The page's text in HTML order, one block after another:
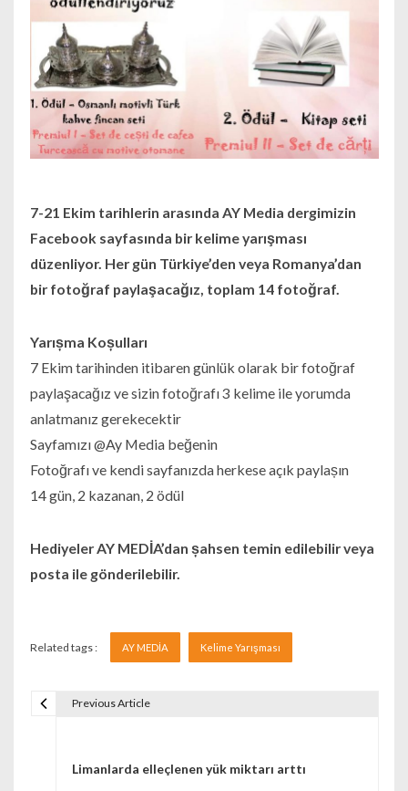
7-21 Ekim tarihlerin arasında AY Media dergimizin
Facebook sayfasında bir kelime yarışması
düzenliyor. Her gün Türkiye’den veya Romanya’dan
bir fotoğraf paylaşacağız, toplam 14 fotoğraf.
Yarıșma Koșulları
7 Ekim tarihinden itibaren günlük olarak bir fotoğraf
paylaşacağız ve sizin fotoğrafı 3 kelime ile yorumda
anlatmanız gerekecektir
Sayfamızı @Ay Media beğenin
Fotoğrafı ve kendi sayfanızda herkese açık paylașın
14 gün, 2 kazanan, 2 ödül
Hediyeler AY MEDİA’dan șahsen temin edilebilir veya
posta ile gönderilebilir.
Related tags : AY MEDİA Kelime Yarışması
Previous Article
Limanlarda elleçlenen yük miktarı arttı